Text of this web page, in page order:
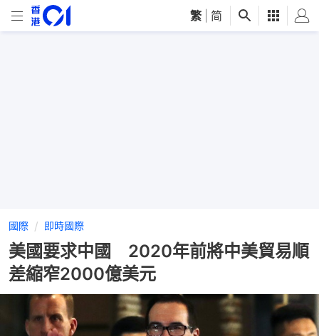
繁 简
國際 即時國際
美國要求中國 2020年前將中美貿易順
差縮窄2000億美元